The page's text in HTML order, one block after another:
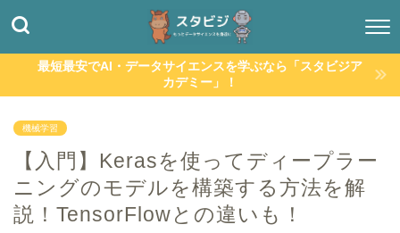
最短最安でAI・データサイエンスを学ぶなら「スタビジア
カデミー」！
機械学習
【入門】Kerasを使ってディープラー
ニングのモデルを構築する方法を解
説！TensorFlowとの違いも！